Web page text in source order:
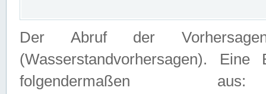
Der Abruf der
(Wasserstandvorhersagen).
folgendermaßen